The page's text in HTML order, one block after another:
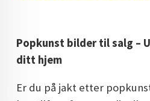
KUNST
KUNSTNER BLOGG - EN KUNSTNERS
Popkunst bilder til salg –
ditt hjem
Er du på jakt etter